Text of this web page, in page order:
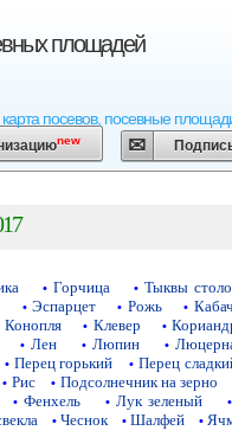
площадей
посевов, посевные
new
• Горчица • Тыквы
• Эспарцет • Рожь •
Конопля • Клевер •
• Лен • Люпин •
• Перец горький • Перец
• Рис • Подсолнечник на зерно
• Фенхель • Лук зеленый •
• Чеснок • Шалфей •